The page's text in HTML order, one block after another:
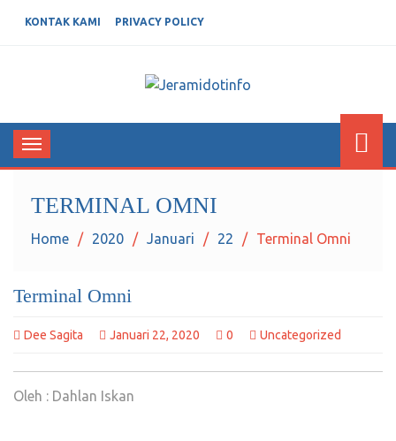
KONTAK KAMI PRIVACY POLICY
JERAMIDOTINFO
Toggle
navigation
TERMINAL OMNI
Home 2020 Januari 22 Terminal Omni
Terminal Omni
Dee Sagita Januari 22, 2020 0 Uncategorized
Oleh : Dahlan Iskan